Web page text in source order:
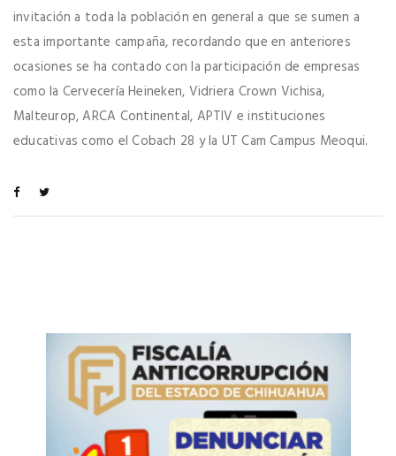
invitación a toda la población en general a que se sumen a
esta importante campaña, recordando que en anteriores
ocasiones se ha contado con la participación de empresas
como la Cervecería Heineken, Vidriera Crown Vichisa,
Malteurop, ARCA Continental, APTIV e instituciones
educativas como el Cobach 28 y la UT Cam Campus Meoqui.